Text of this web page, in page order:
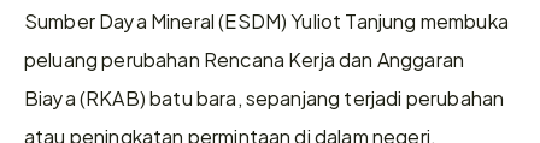
Sumber Daya Mineral (ESDM) Yuliot Tanjung membuka
peluang perubahan Rencana Kerja dan Anggaran
Biaya (RKAB) batu bara, sepanjang terjadi perubahan
atau peningkatan permintaan di dalam negeri.